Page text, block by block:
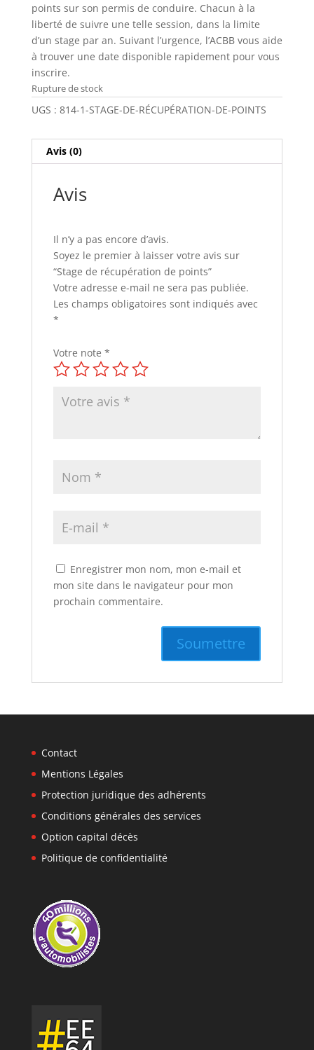
points sur son permis de conduire. Chacun à la
liberté de suivre une telle session, dans la limite
d’un stage par an. Suivant l’urgence, l’ACBB vous aide
à trouver une date disponible rapidement pour vous
inscrire.
Rupture de stock
UGS : 814-1-STAGE-DE-RÉCUPÉRATION-DE-POINTS
Avis (0)
Avis
Il n’y a pas encore d’avis.
Soyez le premier à laisser votre avis sur
“Stage de récupération de points”
Votre adresse e-mail ne sera pas publiée.
Les champs obligatoires sont indiqués avec
*
Votre note *
Enregistrer mon nom, mon e-mail et
mon site dans le navigateur pour mon
prochain commentaire.
Contact
Mentions Légales
Protection juridique des adhérents
Conditions générales des services
Option capital décès
Politique de confidentialité